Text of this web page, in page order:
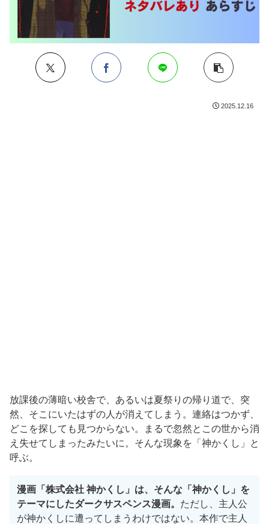
2025.12.16
放課後の薄暗い校舎で、あるいは夏祭りの帰り道で、突
然、そこにいたはずの人が消えてしまう。連絡はつかず、
どこを探しても見つからない。まるで忽然とこの世から消
え失せてしまったみたいに。そんな現象を「神かくし」と
呼ぶ。
漫画「株式会社 神かくし」は、そんな「神かくし」を
テーマにしたダークサスペンス漫画。 ただし、主人公
が神かくしに遭ってしまうわけではない。本作で主人